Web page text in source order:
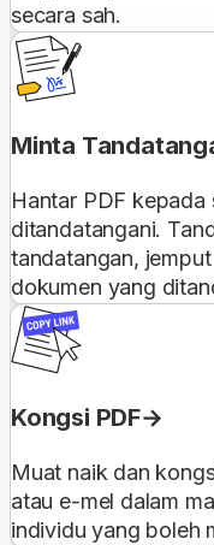
secara sah.
Minta
Hantar PDF kepada
ditandatangani.
tandatangan,
dokumen yang
Kongsi PDF
Muat naik dan
atau e-mel dalam
individu yang boleh